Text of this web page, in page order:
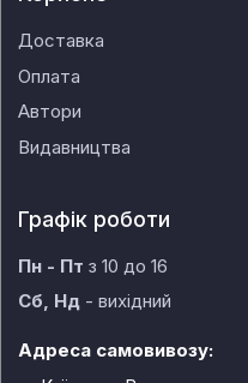
Доставка
Оплата
Автори
Видавництва
Графік роботи
Пн - Пт з 10 до 16
Сб, Нд - вихідний
Адреса самовивозу: